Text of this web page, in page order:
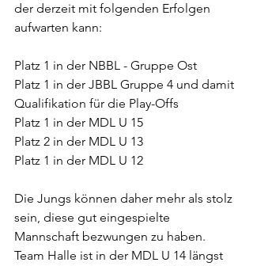
der derzeit mit folgenden Erfolgen
aufwarten kann:
Platz 1 in der NBBL - Gruppe Ost
Platz 1 in der JBBL Gruppe 4 und damit
Qualifikation für die Play-Offs
Platz 1 in der MDL U 15
Platz 2 in der MDL U 13
Platz 1 in der MDL U 12
Die Jungs können daher mehr als stolz
sein, diese gut eingespielte
Mannschaft bezwungen zu haben.
Team Halle ist in der MDL U 14 längst